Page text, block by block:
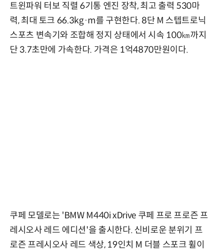
트윈파워 터보 직렬 6기통 엔진 장착, 최고 출력 530마
력, 최대 토크 66.3kg·m를 구현한다. 8단 M 스텝트로닉
스포츠 변속기와 조합해 정지 상태에서 시속 100㎞까지
단 3.7초만에 가속한다. 가격은 1억4870만원이다.
쿠페 모델로는 'BMW M440i xDrive 쿠페 프로 프로즌 프
레시오사 레드 에디션'을 출시한다. 신비로운 분위기 프
로즌 프레시오사 레드 색상, 19인치 M 더블 스포크 휠이